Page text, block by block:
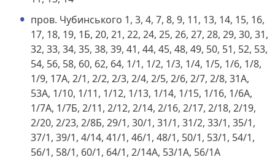
пров. Чубинського 1, 3, 4, 7, 8, 9, 11, 13, 14, 15, 16,
17, 18, 19, 1Б, 20, 21, 22, 24, 25, 26, 27, 28, 29, 30, 31,
32, 33, 34, 35, 38, 39, 41, 44, 45, 48, 49, 50, 51, 52, 53,
54, 56, 58, 60, 62, 64, 1/1, 1/2, 1/3, 1/4, 1/5, 1/6, 1/8,
1/9, 17А, 2/1, 2/2, 2/3, 2/4, 2/5, 2/6, 2/7, 2/8, 31А,
53А, 1/10, 1/11, 1/12, 1/13, 1/14, 1/15, 1/16, 1/6А,
1/7А, 1/7Б, 2/11, 2/12, 2/14, 2/16, 2/17, 2/18, 2/19,
2/20, 2/23, 2/8Б, 29/1, 30/1, 31/1, 31/2, 33/1, 35/1,
37/1, 39/1, 4/14, 41/1, 46/1, 48/1, 50/1, 53/1, 54/1,
56/1, 58/1, 60/1, 64/1, 2/14А, 53/1А, 56/1А